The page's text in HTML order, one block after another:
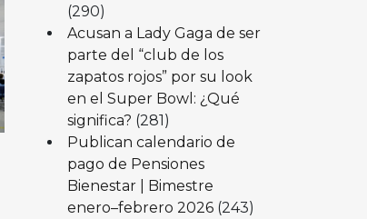
(290)
Acusan a Lady Gaga de ser
parte del “club de los
zapatos rojos” por su look
en el Super Bowl: ¿Qué
significa? (281)
Publican calendario de
pago de Pensiones
Bienestar | Bimestre
enero–febrero 2026 (243)